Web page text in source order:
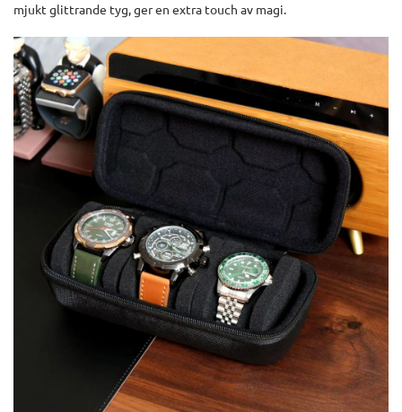
mjukt glittrande tyg, ger en extra touch av magi.